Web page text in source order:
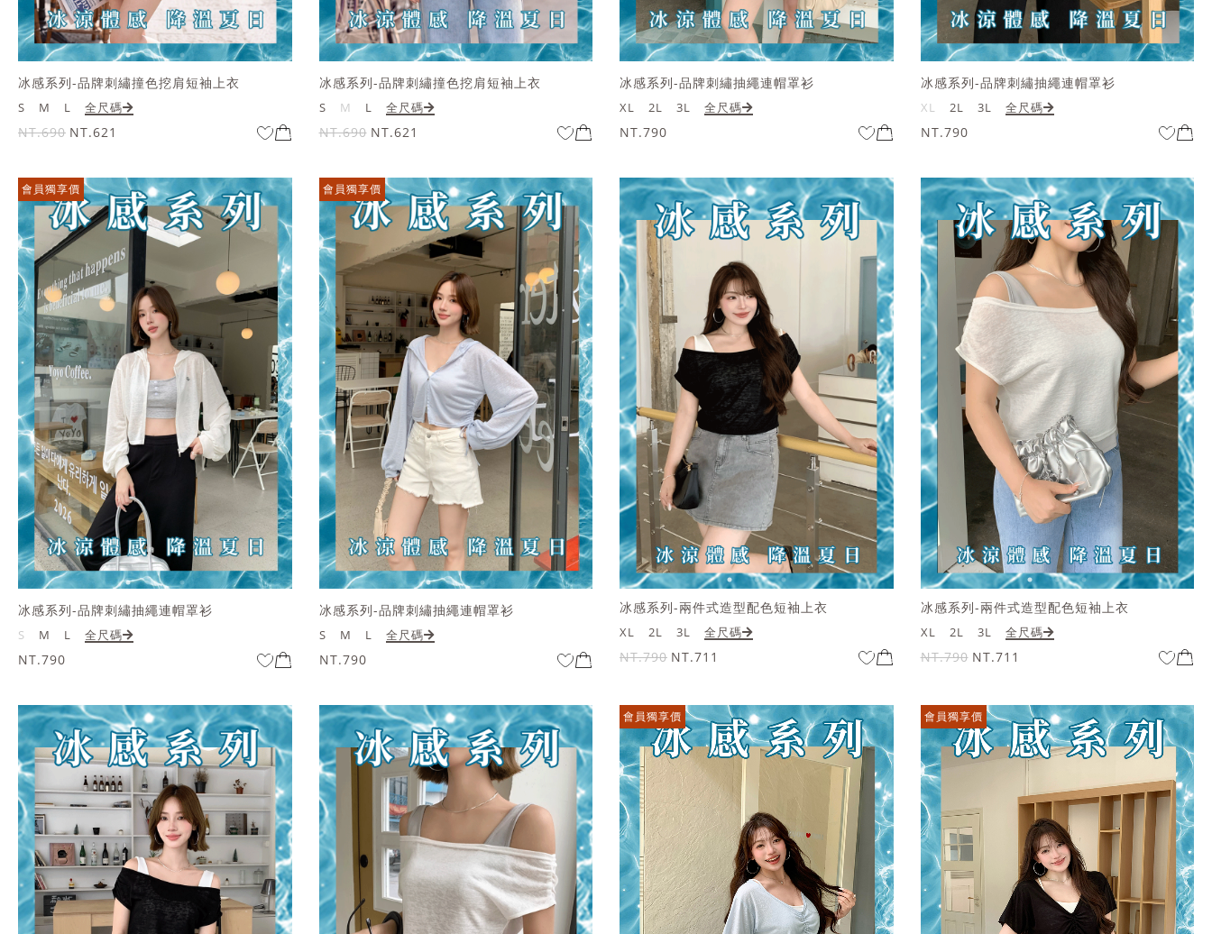
冰感系列-品牌刺繡撞色挖肩短袖上衣
S M L 全尺碼
NT.690 NT.621
冰感系列-品牌刺繡撞色挖肩短袖上衣
S M L 全尺碼
NT.690 NT.621
冰感系列-品牌刺繡抽繩連帽罩衫
XL 2L 3L 全尺碼
NT.790
冰感系列-品牌刺繡抽繩連帽罩衫
XL 2L 3L 全尺碼
NT.790
會員獨享價
冰感系列-品牌刺繡抽繩連帽罩衫
S M L 全尺碼
NT.790
會員獨享價
冰感系列-品牌刺繡抽繩連帽罩衫
S M L 全尺碼
NT.790
冰感系列-兩件式造型配色短袖上衣
XL 2L 3L 全尺碼
NT.790 NT.711
冰感系列-兩件式造型配色短袖上衣
XL 2L 3L 全尺碼
NT.790 NT.711
會員獨享價 會員獨享價